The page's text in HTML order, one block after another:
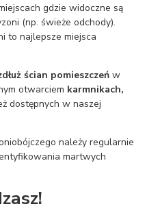
gdzie widoczne są
(np. świeże odchody).
to najlepsze miejsca
ścian pomieszczeń w
otwarciem karmnikach,
dostępnych w naszej
należy regularnie
martwych